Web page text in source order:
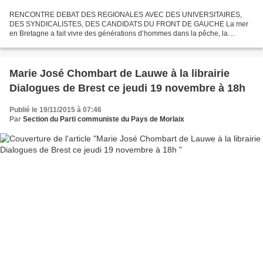
RENCONTRE DEBAT DES REGIONALES AVEC DES UNIVERSITAIRES,
DES SYNDICALISTES, DES CANDIDATS DU FRONT DE GAUCHE La mer
en Bretagne a fait vivre des générations d’hommes dans la pêche, la
Marie José Chombart de Lauwe à la librairie
Dialogues de Brest ce jeudi 19 novembre à 18h
Publié le 19/11/2015 à 07:46
Par Section du Parti communiste du Pays de Morlaix